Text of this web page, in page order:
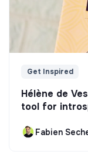
Get Inspired
Hélène de
tool for
Fabien